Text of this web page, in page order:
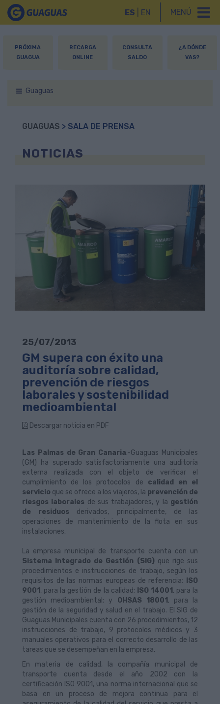
MENÚ
ES EN
PRÓXIMA
GUAGUA
RECARGA
ONLINE
CONSULTA
SALDO
¿A DÓNDE
VAS?
Guaguas
GUAGUAS > SALA DE PRENSA
NOTICIAS
25/07/2013
GM supera con éxito una
auditoría sobre calidad,
prevención de riesgos
laborales y sostenibilidad
medioambiental
Descargar noticia en PDF
Las Palmas de Gran Canaria.-Guaguas Municipales
(GM) ha superado satisfactoriamente una auditoría
externa realizada con el objeto de verificar el
cumplimiento de los protocolos de calidad en el
servicio que se ofrece a los viajeros, la prevención de
riesgos laborales de sus trabajadores, y la gestión
de residuos derivados, principalmente, de las
operaciones de mantenimiento de la flota en sus
instalaciones.
La empresa municipal de transporte cuenta con un
Sistema Integrado de Gestión (SIG) que rige sus
procedimientos e instrucciones de trabajo, según los
requisitos de las normas europeas de referencia:
ISO
9001 , para la gestión de la calidad; ISO 14001 , para la
gestión medioambiental; y OHSAS 18001 , para la
gestión de la seguridad y salud en el trabajo. El SIG de
Guaguas Municipales cuenta con 26 procedimientos, 12
instrucciones de trabajo, 9 protocolos médicos y 3
manuales operativos para el correcto desarrollo de las
tareas que se desempeñan en la empresa.
En materia de calidad, la compañía municipal de
transporte cuenta desde el año 2002 con la
certificación ISO 9001, una norma internacional que se
basa en un proceso de mejora continua para el